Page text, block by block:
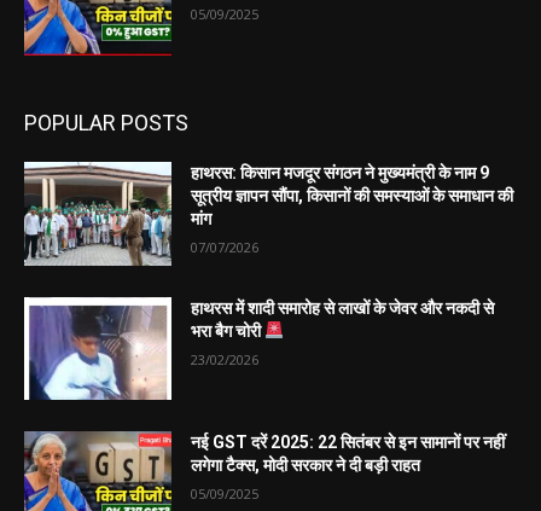
05/09/2025
POPULAR POSTS
हाथरस: किसान मजदूर संगठन ने मुख्यमंत्री के नाम 9
सूत्रीय ज्ञापन सौंपा, किसानों की समस्याओं के समाधान की
मांग
07/07/2026
हाथरस में शादी समारोह से लाखों के जेवर और नकदी से
भरा बैग चोरी
23/02/2026
नई GST दरें 2025: 22 सितंबर से इन सामानों पर नहीं
लगेगा टैक्स, मोदी सरकार ने दी बड़ी राहत
05/09/2025